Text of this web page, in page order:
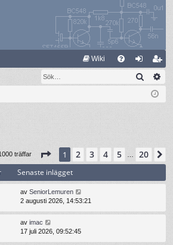
Wiki
og li
m
m
Sök
träffar Sida av20
1 2 3 4 5 … 20
Senaste inlägget
av SeniorLemuren
2 augusti 2026, 14:53:21
av imac
17 juli 2026, 09:52:45